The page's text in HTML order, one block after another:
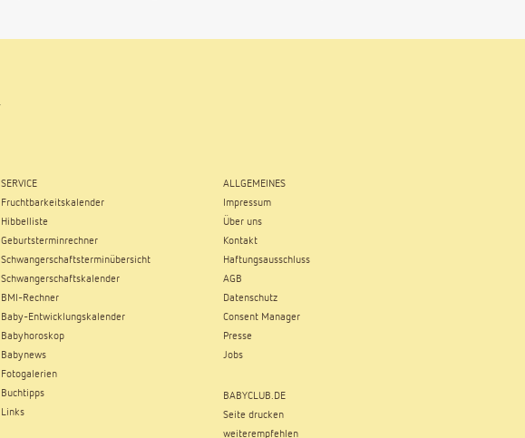
SERVICE
Fruchtbarkeitskalender
Hibbelliste
Geburtsterminrechner
Schwangerschaftsterminübersicht
Schwangerschaftskalender
BMI-Rechner
Baby-Entwicklungskalender
Babyhoroskop
Babynews
Fotogalerien
Buchtipps
Links
ALLGEMEINES
Impressum
Über uns
Kontakt
Haftungsausschluss
AGB
Datenschutz
Consent Manager
Presse
Jobs
BABYCLUB.DE
Seite drucken
weiterempfehlen